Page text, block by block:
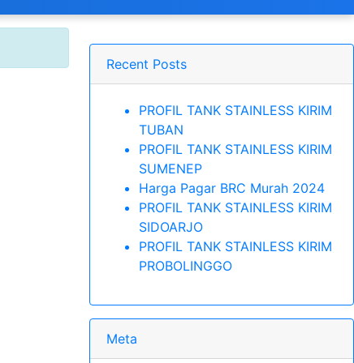
Recent Posts
PROFIL TANK STAINLESS KIRIM
TUBAN
PROFIL TANK STAINLESS KIRIM
SUMENEP
Harga Pagar BRC Murah 2024
PROFIL TANK STAINLESS KIRIM
SIDOARJO
PROFIL TANK STAINLESS KIRIM
PROBOLINGGO
Meta